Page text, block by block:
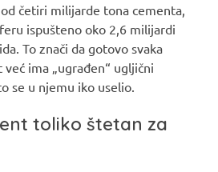
četiri milijarde tona cementa,
ispušteno oko 2,6 milijardi
To znači da gotovo svaka
ima „ugrađen“ ugljični
se u njemu iko uselio.
toliko štetan za